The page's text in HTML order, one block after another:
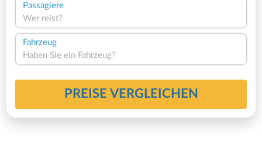
Passagiere
Wer reist?
Fahrzeug
Haben Sie ein Fahrzeug?
PREISE VERGLEICHEN